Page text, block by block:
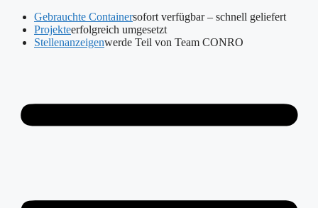
Gebrauchte Containersofort verfügbar – schnell geliefert
Projekteerfolgreich umgesetzt
Stellenanzeigenwerde Teil von Team CONRO